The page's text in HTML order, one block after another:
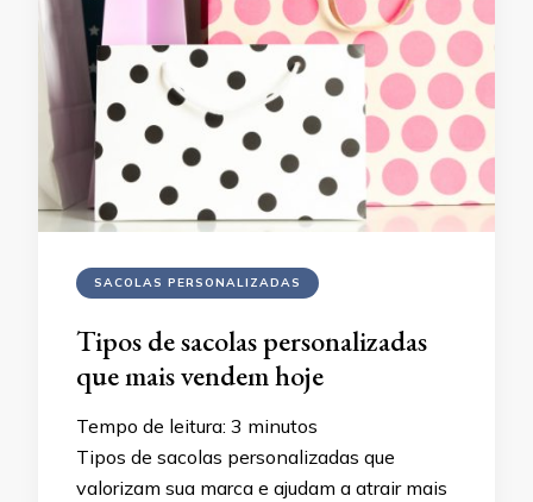
SACOLAS PERSONALIZADAS
Tipos de sacolas personalizadas
que mais vendem hoje
Tempo de leitura: 3 minutos
Tipos de sacolas personalizadas que
valorizam sua marca e ajudam a atrair mais